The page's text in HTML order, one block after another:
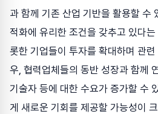
과 함께 기존 산업 기반을 활용할 수
적화에 유리한 조건을 갖추고 있다
롯한 기업들이 투자를 확대하며 관
우, 협력업체들의 동반 성장과 함께
기술자 등에 대한 수요가 증가할 수
게 새로운 기회를 제공할 가능성이